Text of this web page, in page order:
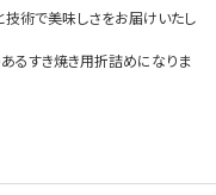
術で美味しさをお届けいたし
るすき焼き用折詰めになりま